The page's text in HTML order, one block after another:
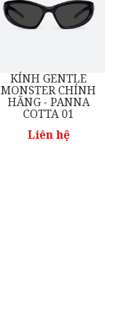
KÍNH GENTLE
MONSTER CHÍNH
HÃNG - MOLTA 01
Liên hệ